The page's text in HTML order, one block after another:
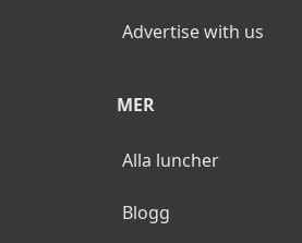
Advertise with us
MER
Alla luncher
Blogg